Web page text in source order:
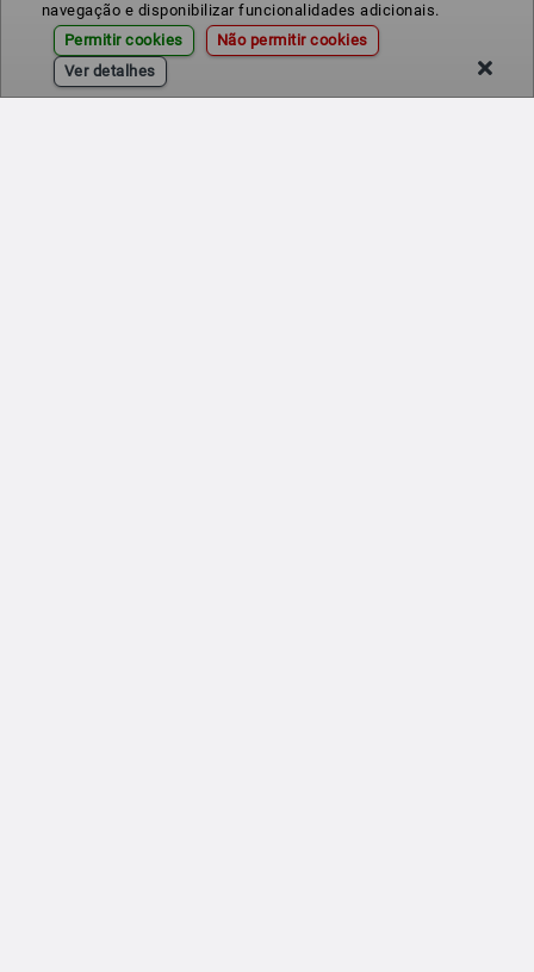
navegação e disponibilizar funcionalidades adicionais.
Permitir cookies
Não permitir cookies
Ver detalhes